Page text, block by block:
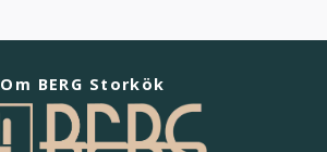
Om BERG Storkök